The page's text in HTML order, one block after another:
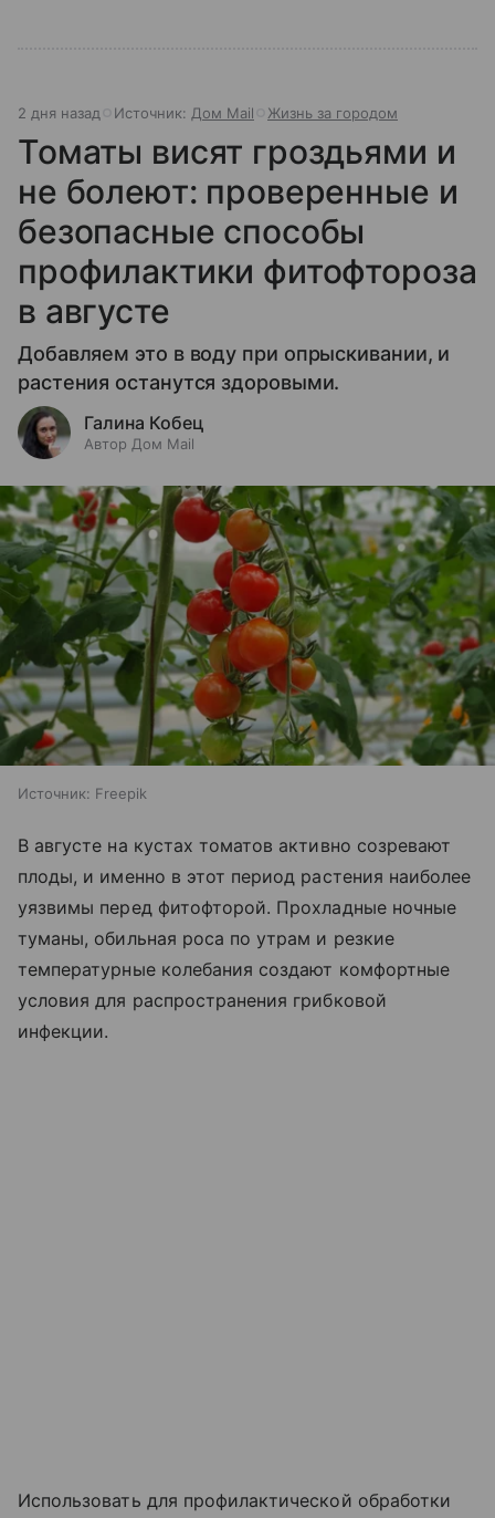
2 дня назад Источник: Дом Mail Жизнь за городом
Томаты висят гроздьями и
не болеют: проверенные и
безопасные способы
профилактики фитофтороза
в августе
Добавляем это в воду при опрыскивании, и
растения останутся здоровыми.
Галина Кобец
Автор Дом Mail
Источник: Freepik
В августе на кустах томатов активно созревают
плоды, и именно в этот период растения наиболее
уязвимы перед фитофторой. Прохладные ночные
туманы, обильная роса по утрам и резкие
температурные колебания создают комфортные
условия для распространения грибковой
инфекции.
Использовать для профилактической обработки